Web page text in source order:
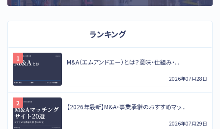
ランキング
M&A（エムアンドエー）とは？意味・仕組み・...
2026年07月28日
【2026年最新】M&A・事業承継のおすすめマッ...
2026年07月29日